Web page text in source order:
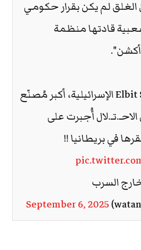
الغلق لم يكن بقرار حكومي
قادتها منظمة
أكشن".
شركة Elbit Systems الإسرائيلية، أكبر مُصنّع
أُجبرت على
في بريطانيا !!
السرب
September 6, 2025